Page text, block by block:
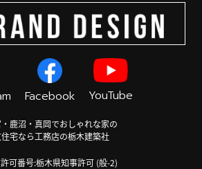
Facebook YouTube
鹿沼・真岡でおしゃれな家の
宅なら工務店の栃木建築社
可番号:栃木県知事許可 (般-2)